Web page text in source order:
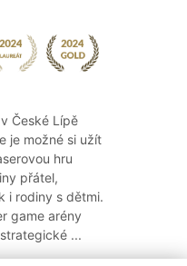
České Lípě
je možné si užít
hru
přátel,
i rodiny s dětmi.
game arény
...